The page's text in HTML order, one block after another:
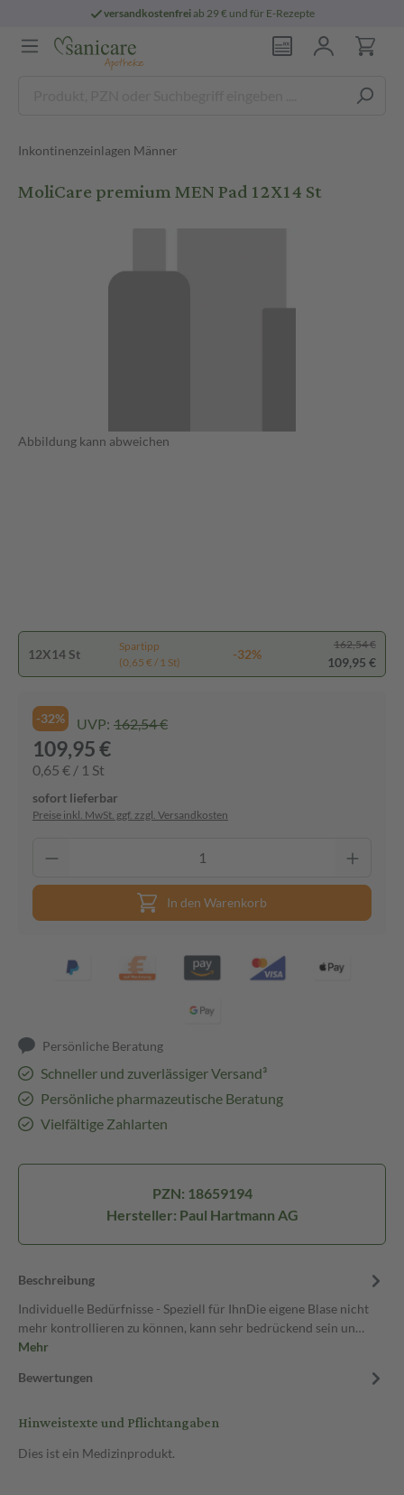
versandkostenfreiab 29 € und für E-Rezepte
Inkontinenzeinlagen Männer
MoliCare premium MEN Pad 12X14 St
Abbildung kann abweichen
12X14 St
Spartipp
(0,65 € / 1 St)
-32%
162,54 €
109,95 €
-32% UVP: 162,54 €
109,95 €
0,65 € / 1 St
sofort lieferbar
Preise inkl. MwSt. ggf. zzgl. Versandkosten
In den Warenkorb
Persönliche Beratung
Schneller und zuverlässiger Versand³
Persönliche pharmazeutische Beratung
Vielfältige Zahlarten
PZN: 18659194
Hersteller: Paul Hartmann AG
Beschreibung
Individuelle Bedürfnisse - Speziell für IhnDie eigene Blase nicht
mehr kontrollieren zu können, kann sehr bedrückend sein un…
Mehr
Bewertungen
Hinweistexte und Pflichtangaben
Dies ist ein Medizinprodukt.